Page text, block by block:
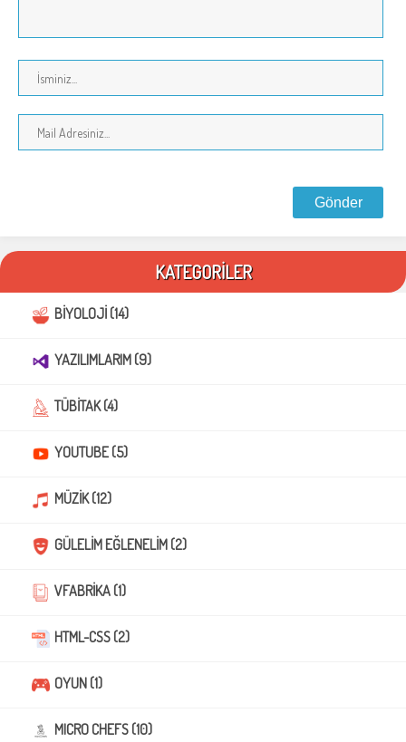
KATEGORİLER
BİYOLOJİ (14)
YAZILIMLARIM (9)
TÜBİTAK (4)
YOUTUBE (5)
MÜZİK (12)
GÜLELİM EĞLENELİM (2)
VFABRİKA (1)
HTML-CSS (2)
OYUN (1)
MICRO CHEFS (10)